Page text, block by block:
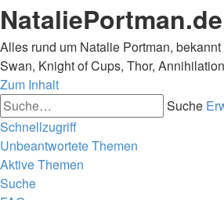
NataliePortman.de
Alles rund um Natalie Portman,
Swan, Knight of Cups, Thor,
Zum Inhalt
Suche
Schnellzugriff
Unbeantwortete Themen
Aktive Themen
Suche